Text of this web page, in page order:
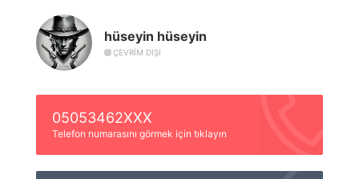
hüseyin hüseyin
ÇEVRIM DIŞI
05053462XXX
Telefon numarasını görmek için tıklayın